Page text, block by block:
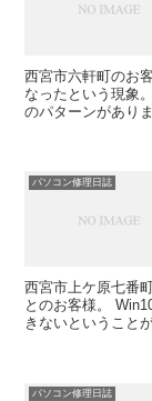
西宮市六軒町のお
なったという現象
のパターンがあり
パソコン修理日誌
西宮市上ケ原七番
とのお客様。
きないということ
パソコン修理日誌